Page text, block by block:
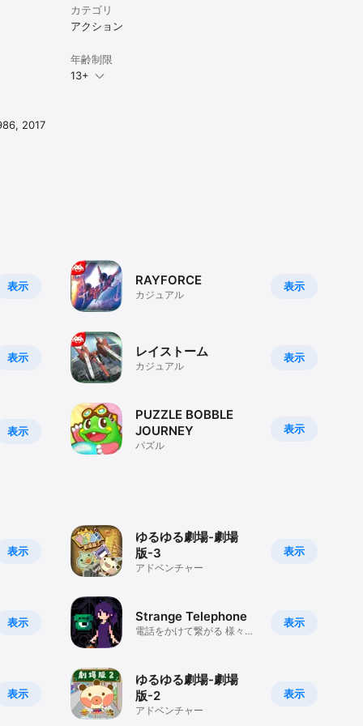
カテゴリ
アクション
年齢制限
13+
2017
表示
表示
表示
表示
RAYFORCE
カジュアル
表示
レイストーム
カジュアル
表示
PUZZLE BOBBLE
JOURNEY
パズル
表示
表示
表示
表示
ゆるゆる劇場-劇場
版-3
アドベンチャー
表示
Strange Telephone
電話をかけて繋がる 様々な
表示
ゆるゆる劇場-劇場
版-2
アドベンチャー